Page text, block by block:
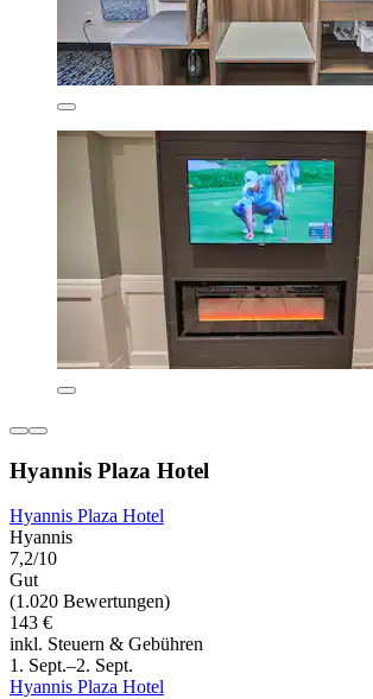
Hyannis Plaza Hotel
Hyannis Plaza Hotel
Hyannis
7,2/10
Gut
(1.020 Bewertungen)
143 €
inkl. Steuern & Gebühren
1. Sept.–2. Sept.
Hyannis Plaza Hotel